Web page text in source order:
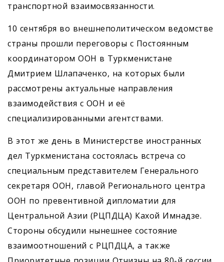
транспортной взаимосвязанности.
10 сентября во внешнеполитическом ведомстве
страны прошли переговоры с Постоянным
координатором ООН в Туркменистане
Дмитрием Шлапаченко, на которых были
рассмотрены актуальные направления
взаимодействия с ООН и её
специализированными агентствами.
В этот же день в Министерстве иностранных
дел Туркменистана состоялась встреча со
специальным представителем Генерального
секретаря ООН, главой Регионального центра
ООН по превентивной дипломатии для
Центральной Азии (РЦПДЦА) Кахой Имнадзе.
Стороны обсудили нынешнее состояние
взаимоотношений с РЦПДЦА, а также